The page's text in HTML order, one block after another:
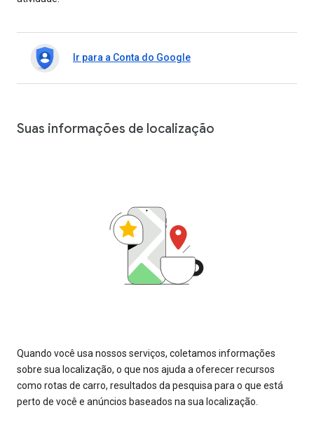
Ir para a Conta do Google
Suas informações de localização
Quando você usa nossos serviços, coletamos informações
sobre sua localização, o que nos ajuda a oferecer recursos
como rotas de carro, resultados da pesquisa para o que está
perto de você e anúncios baseados na sua localização.